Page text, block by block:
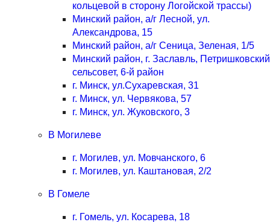
кольцевой в сторону Логойской трассы)
Минский район, а/г Лесной, ул.
Александрова, 15
Минский район, а/г Сеница, Зеленая, 1/5
Минский район, г. Заславль, Петришковский
сельсовет, 6-й район
г. Минск, ул.Сухаревская, 31
г. Минск, ул. Червякова, 57
г. Минск, ул. Жуковского, 3
В Могилеве
г. Могилев, ул. Мовчанского, 6
г. Могилев, ул. Каштановая, 2/2
В Гомеле
г. Гомель, ул. Косарева, 18